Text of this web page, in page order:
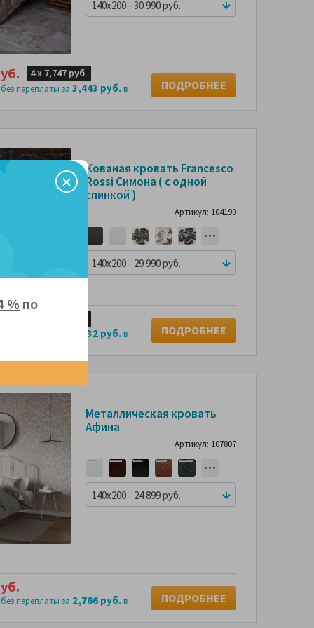
140x200 - 30 990 руб.
4 х 7,747 руб.
переплаты за 3,443 руб.в
ПОДРОБНЕЕ
Кованая кровать Francesco
Rossi Симона ( с одной
спинкой )
Артикул: 104190
140x200 - 29 990 руб.
3,332 руб.в
ПОДРОБНЕЕ
Металлическая кровать
Афина
Артикул: 107807
140x200 - 24 899 руб.
переплаты за 2,766 руб.в
ПОДРОБНЕЕ
% по